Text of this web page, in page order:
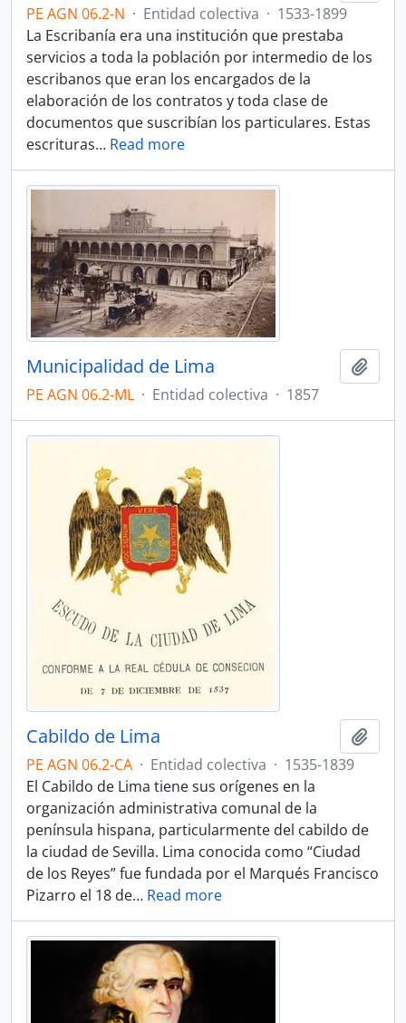
PE AGN 06.2-N · Entidad colectiva · 1533-1899
La Escribanía era una institución que prestaba
servicios a toda la población por intermedio de los
escribanos que eran los encargados de la
elaboración de los contratos y toda clase de
documentos que suscribían los particulares. Estas
escrituras… Read more
Municipalidad de Lima
PE AGN 06.2-ML · Entidad colectiva · 1857
Cabildo de Lima
PE AGN 06.2-CA · Entidad colectiva · 1535-1839
El Cabildo de Lima tiene sus orígenes en la
organización administrativa comunal de la
península hispana, particularmente del cabildo de
la ciudad de Sevilla. Lima conocida como “Ciudad
de los Reyes” fue fundada por el Marqués Francisco
Pizarro el 18 de… Read more